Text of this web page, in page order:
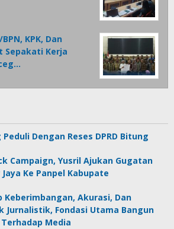
KPK, Dan
Sepakati Kerja
Dengan Reses DPRD Bitung
Campaign, Yusril Ajukan Gugatan
Ke Panpel Kabupate
Keberimbangan, Akurasi, Dan
Jurnalistik, Fondasi Utama Bangun
Media